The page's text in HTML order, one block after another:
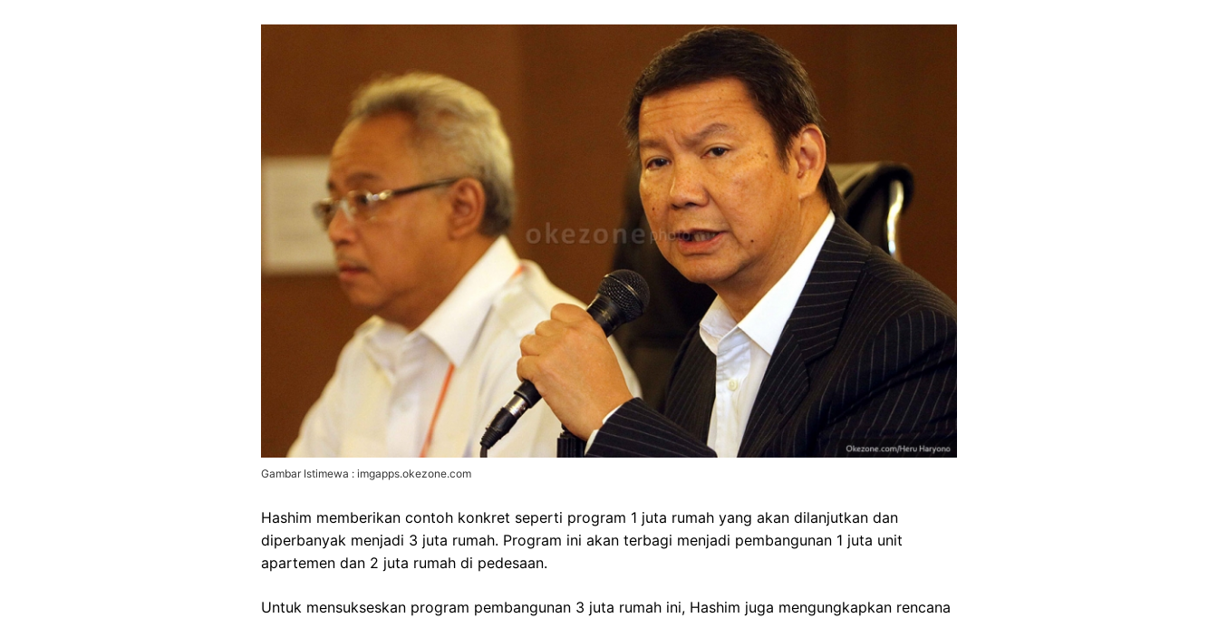
Gambar Istimewa : imgapps.okezone.com
Hashim memberikan contoh konkret seperti program 1 juta rumah yang akan dilanjutkan dan
diperbanyak menjadi 3 juta rumah. Program ini akan terbagi menjadi pembangunan 1 juta unit
apartemen dan 2 juta rumah di pedesaan.
Untuk mensukseskan program pembangunan 3 juta rumah ini, Hashim juga mengungkapkan rencana